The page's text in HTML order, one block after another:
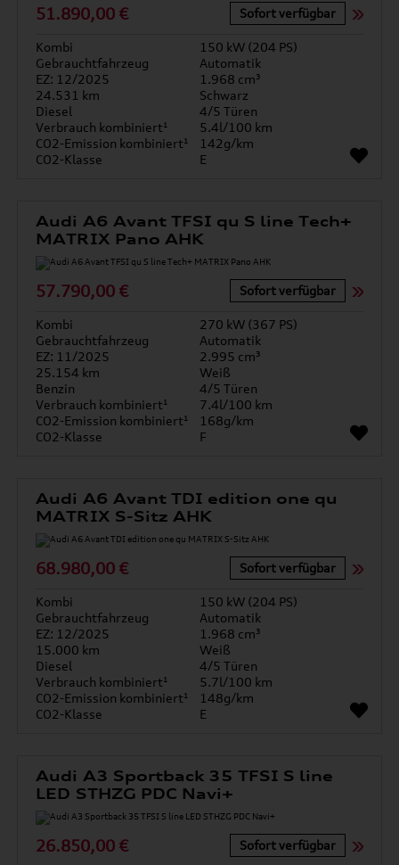
51.890,00 € Sofort verfügbar
Kombi
150 kW (204 PS)
Gebrauchtfahrzeug
Automatik
EZ: 12/2025
1.968 cm³
24.531 km
Schwarz
Diesel
4/5 Türen
Verbrauch kombiniert¹
5.4l/100 km
CO2-Emission kombiniert¹
142g/km
CO2-Klasse
E
Audi A6 Avant TFSI qu S line Tech+
MATRIX Pano AHK
57.790,00 € Sofort verfügbar
Kombi
270 kW (367 PS)
Gebrauchtfahrzeug
Automatik
EZ: 11/2025
2.995 cm³
25.154 km
Weiß
Benzin
4/5 Türen
Verbrauch kombiniert¹
7.4l/100 km
CO2-Emission kombiniert¹
168g/km
CO2-Klasse
F
Audi A6 Avant TDI edition one qu
MATRIX S-Sitz AHK
68.980,00 € Sofort verfügbar
Kombi
150 kW (204 PS)
Gebrauchtfahrzeug
Automatik
EZ: 12/2025
1.968 cm³
15.000 km
Weiß
Diesel
4/5 Türen
Verbrauch kombiniert¹
5.7l/100 km
CO2-Emission kombiniert¹
148g/km
CO2-Klasse
E
Audi A3 Sportback 35 TFSI S line
LED STHZG PDC Navi+
26.850,00 € Sofort verfügbar